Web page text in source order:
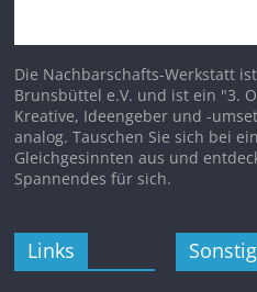
Die Nachbarschafts-Werkstatt
Brunsbüttel e.V. und ist ein "3.
Kreative, Ideengeber und -
analog. Tauschen Sie sich bei
Gleichgesinnten aus und
Spannendes für sich.
Links